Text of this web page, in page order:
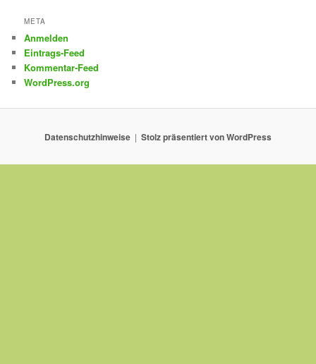
META
Anmelden
Eintrags-Feed
Kommentar-Feed
WordPress.org
Datenschutzhinweise Stolz präsentiert von WordPress